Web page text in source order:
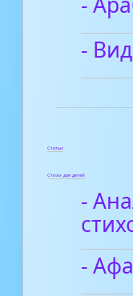
-
Статьи
Стихи для детей
-
-